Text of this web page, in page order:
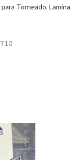
Torneado, Lamina